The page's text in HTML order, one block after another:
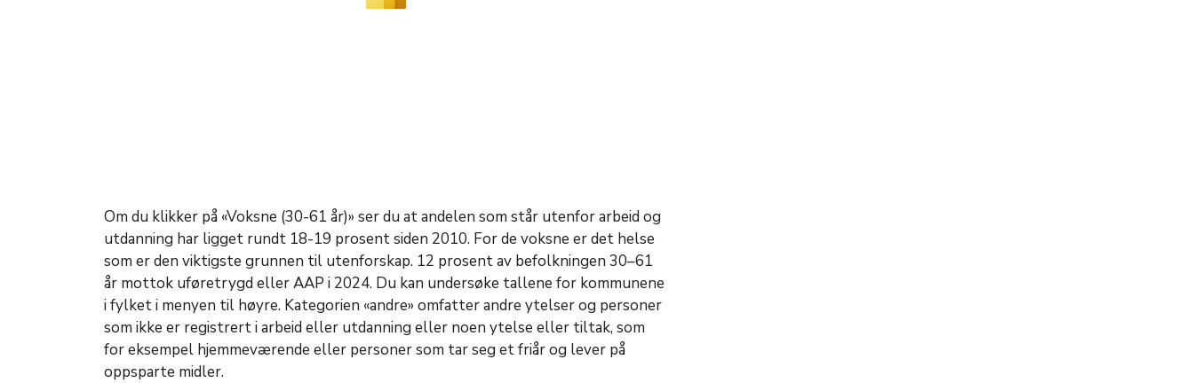
Om du klikker på «Voksne (30-61 år)» ser du at andelen som står utenfor arbeid og
utdanning har ligget rundt 18-19 prosent siden 2010. For de voksne er det helse
som er den viktigste grunnen til utenforskap. 12 prosent av befolkningen 30–61
år mottok uføretrygd eller AAP i 2024. Du kan undersøke tallene for kommunene
i fylket i menyen til høyre. Kategorien «andre» omfatter andre ytelser og personer
som ikke er registrert i arbeid eller utdanning eller noen ytelse eller tiltak, som
for eksempel hjemmeværende eller personer som tar seg et friår og lever på
oppsparte midler.